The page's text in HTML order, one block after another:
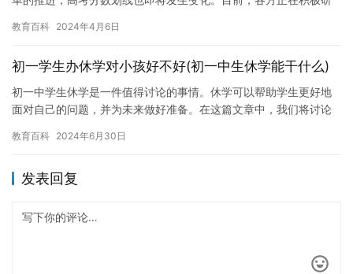
教育百科 2024年4月6日
初一学生办休学对小孩好不好(初一中生休学能干什么)
初一中学生休学是一件值得讨论的事情。休学可以帮助学生更好地
面对自己的问题，并为未来做好准备。在这篇文章中，我们将讨论
题。…
教育百科 2024年6月30日
发表回复